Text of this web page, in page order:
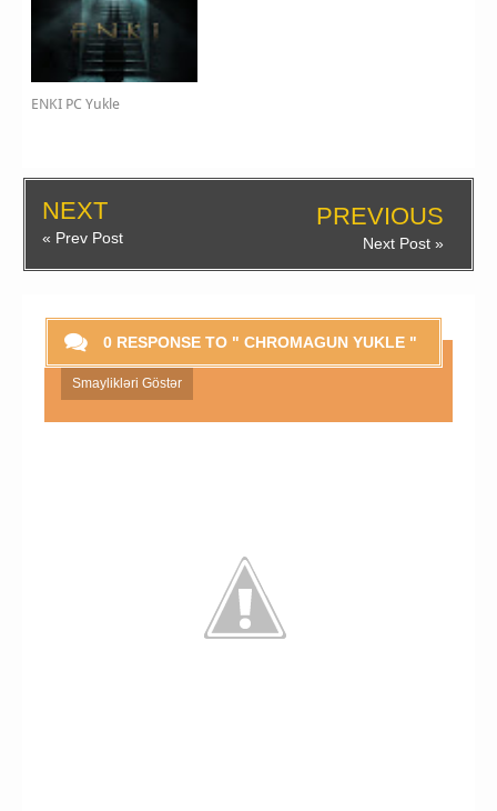
ENKI PC Yukle
NEXT
« Prev Post
PREVIOUS
Next Post »
0 RESPONSE TO " CHROMAGUN YUKLE "
Smaylikləri Göstər